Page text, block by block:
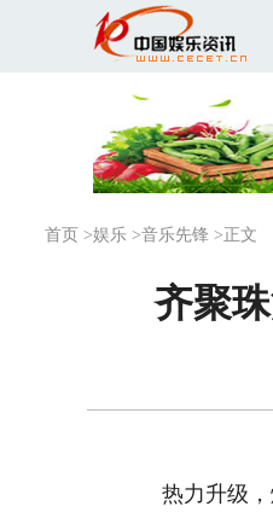
首页 >娱乐 >音乐先锋 >正文
齐聚
热力升级